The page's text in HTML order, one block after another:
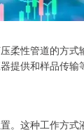
柔性管道的方式
提供和样品传输
。这种工作方式